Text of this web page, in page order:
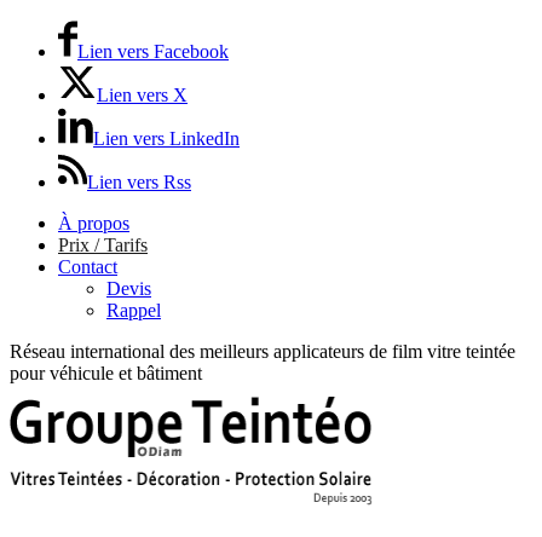
Lien vers Facebook
Lien vers X
Lien vers LinkedIn
Lien vers Rss
À propos
Prix / Tarifs
Contact
Devis
Rappel
Réseau international des meilleurs applicateurs de film vitre teintée
pour véhicule et bâtiment